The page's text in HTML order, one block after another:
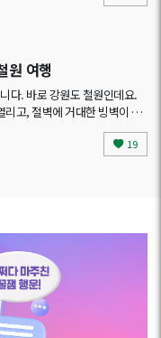
원 여행
다. 바로 강원도 철원인데요.
고, 절벽에 거대한 빙벽이 일
19